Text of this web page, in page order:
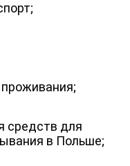
средств для
в Польше;